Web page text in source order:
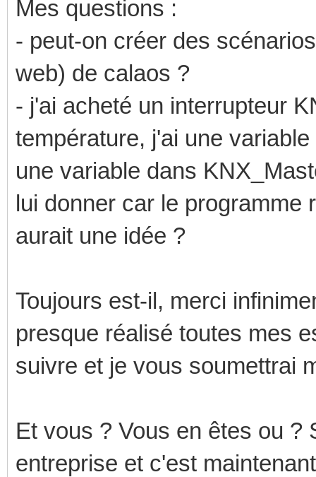
Mes questions :
- peut-on créer des
web) de calaos ?
- j'ai acheté un interrupteur
température, j'ai une
une variable dans
lui donner car le programme
aurait une idée ?
Toujours est-il, merci
presque réalisé toutes mes
suivre et je vous soumettrai
Et vous ? Vous en êtes ou ?
entreprise et c'est